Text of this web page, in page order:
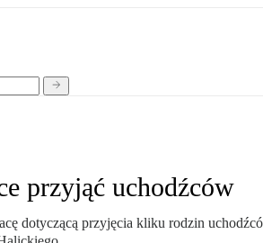
przyjąć uchodźców
dotyczącą przyjęcia kliku rodzin